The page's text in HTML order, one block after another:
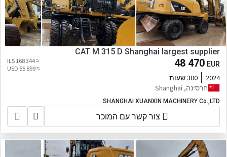
CAT M 315 D Shanghai largest supplier
48 470 EUR
≈ 168 344 ILS
≈ 55 899 USD
2024
300 שעות
חרסינה, Shanghai
SHANGHAI XUANXIN MACHINERY Co.,LTD
צור קשר עם המוכר